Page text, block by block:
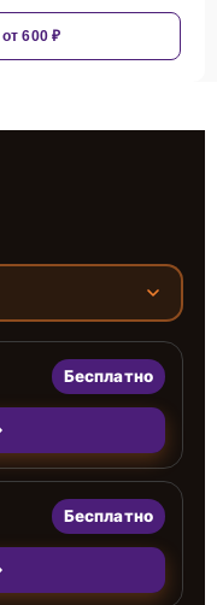
от 600 ₽
Бесплатно
Бесплатно